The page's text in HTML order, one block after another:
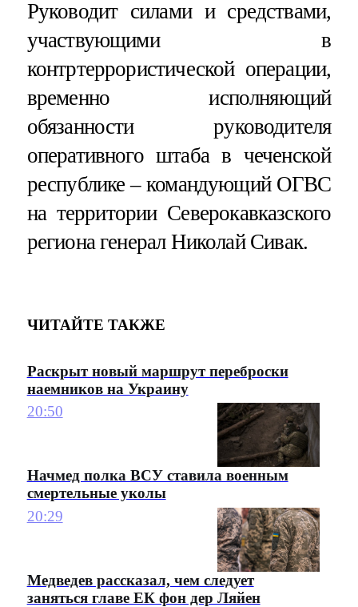
Руководит силами и средствами,
участвующими в
контртеррористической операции,
временно исполняющий
обязанности руководителя
оперативного штаба в чеченской
республике – командующий ОГВС
на территории Северокавказского
региона генерал Николай Сивак.
ЧИТАЙТЕ ТАКЖЕ
Раскрыт новый маршрут переброски
наемников на Украину
20:50
Начмед полка ВСУ ставила военным
смертельные уколы
20:29
Медведев рассказал, чем следует
заняться главе ЕК фон дер Ляйен